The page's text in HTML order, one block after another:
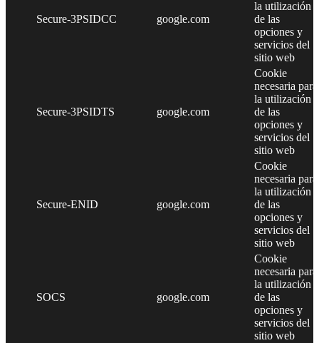
Secure-3PSIDCC google.com
la utilización
de las
opciones y
servicios del
sitio web
Secure-3PSIDTS google.com
Cookie
necesaria para
la utilización
de las
opciones y
servicios del
sitio web
Secure-ENID google.com
Cookie
necesaria para
la utilización
de las
opciones y
servicios del
sitio web
SOCS google.com
Cookie
necesaria para
la utilización
de las
opciones y
servicios del
sitio web